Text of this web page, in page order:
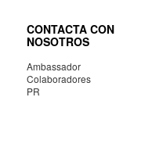
CONTACTA CON
NOSOTROS
Ambassador
Colaboradores
PR